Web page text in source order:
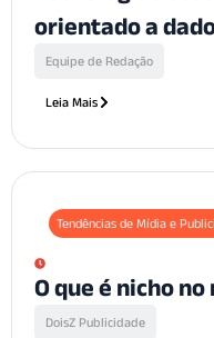
orientado a
Equipe de Redação
Leia Mais
Tendências de Mídia e
O que é nicho
DoisZ Publicidade